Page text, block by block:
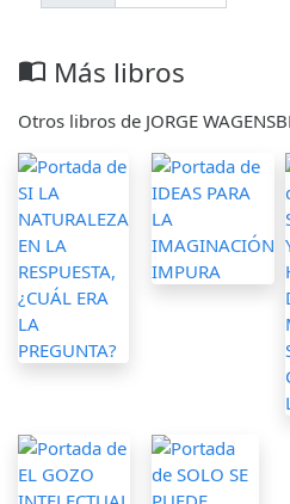
import_contacts Más libros
Otros libros de JORGE